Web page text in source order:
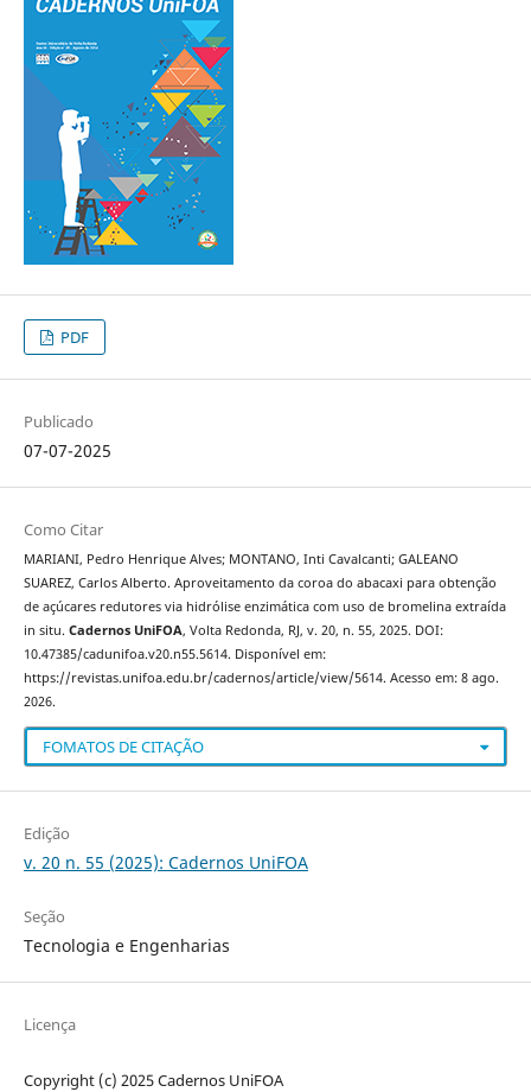
PDF
Publicado
07-07-2025
Como Citar
MARIANI, Pedro Henrique Alves; MONTANO, Inti Cavalcanti; GALEANO
SUAREZ, Carlos Alberto. Aproveitamento da coroa do abacaxi para obtenção
de açúcares redutores via hidrólise enzimática com uso de bromelina extraída
in situ. Cadernos UniFOA, Volta Redonda, RJ, v. 20, n. 55, 2025. DOI:
10.47385/cadunifoa.v20.n55.5614. Disponível em:
https://revistas.unifoa.edu.br/cadernos/article/view/5614. Acesso em: 8 ago.
2026.
FOMATOS DE CITAÇÃO
Edição
v. 20 n. 55 (2025): Cadernos UniFOA
Seção
Tecnologia e Engenharias
Licença
Copyright (c) 2025 Cadernos UniFOA